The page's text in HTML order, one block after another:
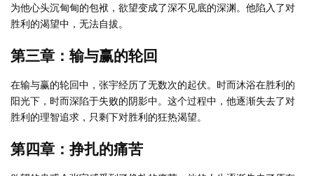
为他心头沉甸甸的包袱，欲望变成了深不见底的深渊。他陷入了对
胜利的渴望中，无法自拔。
第三章：输与赢的轮回
在输与赢的轮回中，张宇经历了无数次的起伏。时而沐浴在胜利的
阳光下，时而深陷于失败的阴影中。这个过程中，他逐渐失去了对
胜利的理智追求，只剩下对胜利的狂热渴望。
第四章：挣扎的痛苦